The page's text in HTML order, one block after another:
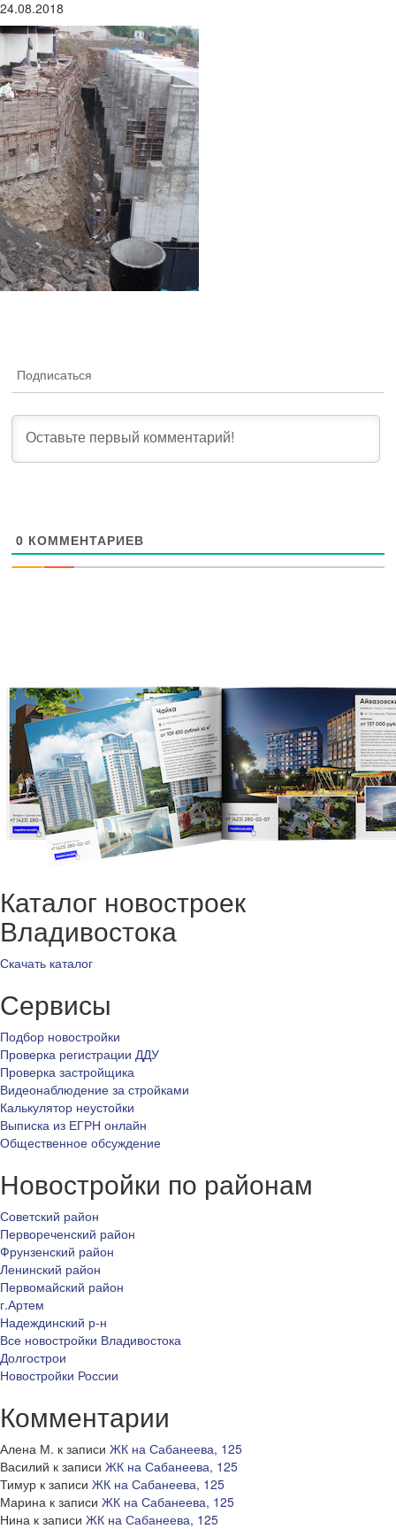
24.08.2018
Подписаться
0 КОММЕНТАРИЕВ
Каталог новостроек
Владивостока
Скачать каталог
Сервисы
Подбор новостройки
Проверка регистрации ДДУ
Проверка застройщика
Видеонаблюдение за стройками
Калькулятор неустойки
Выписка из ЕГРН онлайн
Общественное обсуждение
Новостройки по районам
Советский район
Первореченский район
Фрунзенский район
Ленинский район
Первомайский район
г.Артем
Надеждинский р-н
Все новостройки Владивостока
Долгострои
Новостройки России
Комментарии
Алена М. к записи ЖК на Сабанеева, 125
Василий к записи ЖК на Сабанеева, 125
Тимур к записи ЖК на Сабанеева, 125
Марина к записи ЖК на Сабанеева, 125
Нина к записи ЖК на Сабанеева, 125